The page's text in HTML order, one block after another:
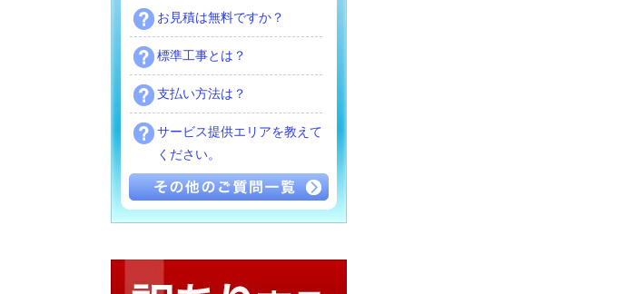
お見積は無料ですか？
標準工事とは？
支払い方法は？
サービス提供エリアを教えて
ください。